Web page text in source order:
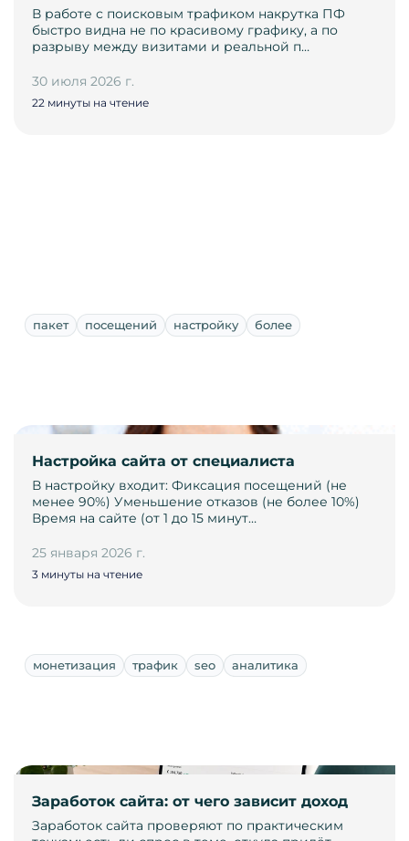
В работе с поисковым трафиком накрутка ПФ
быстро видна не по красивому графику, а по
разрыву между визитами и реальной п…
30 июля 2026 г.
22 минуты на чтение
пакет посещений настройку более
Настройка сайта от специалиста
В настройку входит: Фиксация посещений (не
менее 90%) Уменьшение отказов (не более 10%)
Время на сайте (от 1 до 15 минут…
25 января 2026 г.
3 минуты на чтение
монетизация трафик seo аналитика
Заработок сайта: от чего зависит доход
Заработок сайта проверяют по практическим